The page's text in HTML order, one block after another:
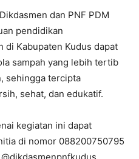
dan PNF PDM
pendidikan
di Kabupaten Kudus dapat
sampah yang lebih tertib
sehingga tercipta
sehat, dan edukatif.
kegiatan ini dapat
di nomor 088200750795